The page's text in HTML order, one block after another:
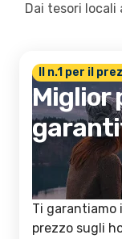
Dai tesori
Il n.1 per il
Miglior
Ti garantiamo
prezzo sugli